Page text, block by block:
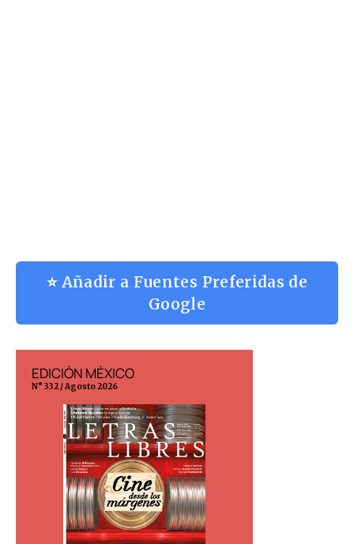
⭐ Añadir a Fuentes Preferidas de
Google
EDICIÓN MÉXICO
N° 332 / Agosto 2026